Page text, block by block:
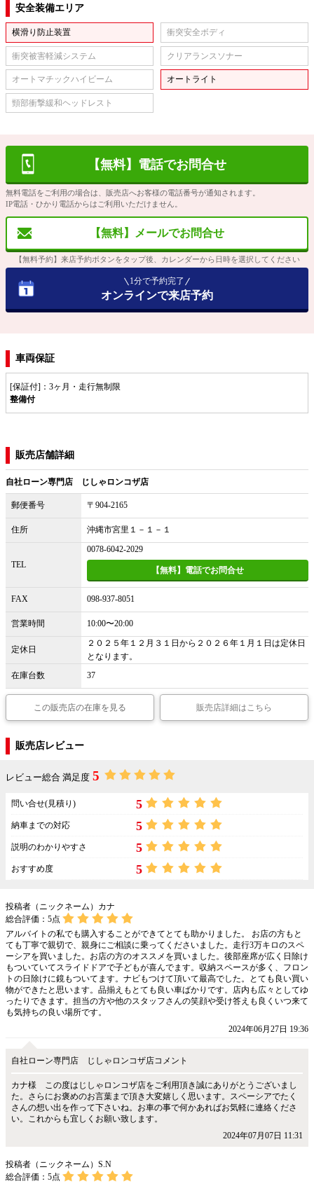
安全装備エリア
横滑り防止装置 衝突安全ボディ
衝突被害軽減システム クリアランスソナー
オートマチックハイビーム オートライト
頸部衝撃緩和ヘッドレスト
【無料】電話でお問合せ
無料電話をご利用の場合は、販売店へお客様の電話番号が通知されます。
IP電話・ひかり電話からはご利用いただけません。
【無料】メールでお問合せ
【無料予約】来店予約ボタンをタップ後、カレンダーから日時を選択してください
1分で予約完了
オンラインで来店予約
車両保証
[保証付]：3ヶ月・走行無制限
整備付
販売店舗詳細
自社ローン専門店 じしゃロンコザ店
郵便番号 〒904-2165
住所 沖縄市宮里１－１－１
TEL
0078-6042-2029
【無料】電話でお問合せ
FAX 098-937-8051
営業時間 10:00〜20:00
定休日
２０２５年１２月３１日から２０２６年１月１日は定休日
となります。
在庫台数
37
この販売店の在庫を見る 販売店詳細はこちら
販売店レビュー
レビュー総合 満足度 5
問い合せ(見積り) 5
納車までの対応 5
説明のわかりやすさ 5
おすすめ度 5
投稿者（ニックネーム）カナ
総合評価： 5点
アルバイトの私でも購入することができてとても助かりました。 お店の方もと
ても丁寧で親切で、親身にご相談に乗ってくださいました。走行3万キロのスペ
ーシアを買いました。お店の方のオススメを買いました。後部座席が広く日除け
もついていてスライドドアで子どもが喜んでます。収納スペースが多く、フロン
トの日除けに鏡もついてます。ナビもつけて頂いて最高でした。とても良い買い
物ができたと思います。品揃えもとても良い車ばかりです。店内も広々としてゆ
ったりできます。担当の方や他のスタッフさんの笑顔や受け答えも良くいつ来て
も気持ちの良い場所です。
2024年06月27日 19:36
自社ローン専門店 じしゃロンコザ店コメント
カナ様 この度はじしゃロンコザ店をご利用頂き誠にありがとうございまし
た。さらにお褒めのお言葉まで頂き大変嬉しく思います。スペーシアでたく
さんの想い出を作って下さいね。お車の事で何かあればお気軽に連絡くださ
い。これからも宜しくお願い致します。
2024年07月07日 11:31
投稿者（ニックネーム）S.N
総合評価： 5点